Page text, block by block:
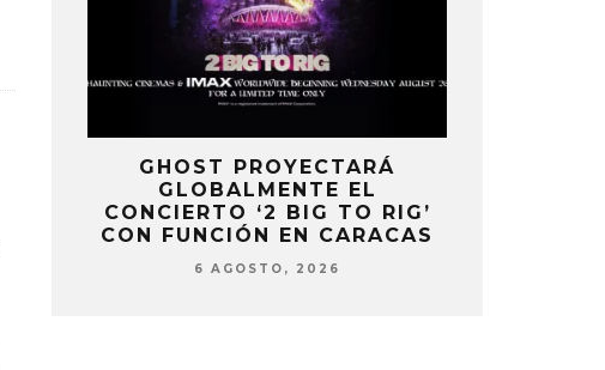
GHOST PROYECTARÁ
GLOBALMENTE EL
CONCIERTO ‘2 BIG TO RIG’
CON FUNCIÓN EN CARACAS
6 AGOSTO, 2026